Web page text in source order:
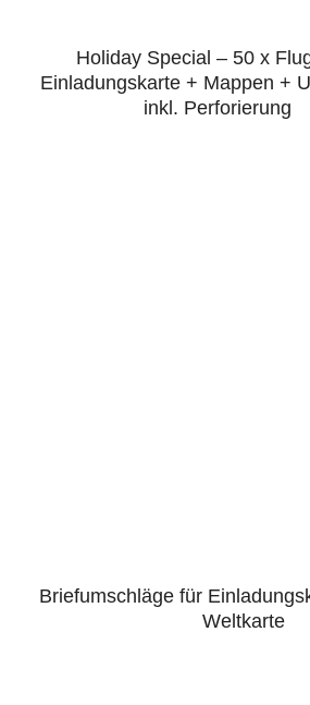
Holiday Special – 50 x
Einladungskarte + Mappen +
inkl. Perforierung
4.50
Briefumschläge für
Weltkarte